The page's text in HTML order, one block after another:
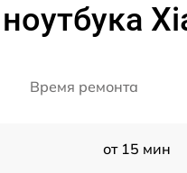
Время ремонта
от 15 мин